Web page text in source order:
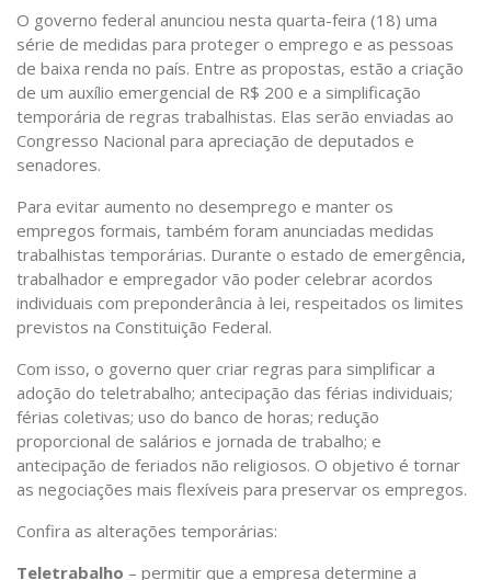
O governo federal anunciou nesta quarta-feira (18) uma
série de medidas para proteger o emprego e as pessoas
de baixa renda no país. Entre as propostas, estão a criação
de um auxílio emergencial de R$ 200 e a simplificação
temporária de regras trabalhistas. Elas serão enviadas ao
Congresso Nacional para apreciação de deputados e
senadores.
Para evitar aumento no desemprego e manter os
empregos formais, também foram anunciadas medidas
trabalhistas temporárias. Durante o estado de emergência,
trabalhador e empregador vão poder celebrar acordos
individuais com preponderância à lei, respeitados os limites
previstos na Constituição Federal.
Com isso, o governo quer criar regras para simplificar a
adoção do teletrabalho; antecipação das férias individuais;
férias coletivas; uso do banco de horas; redução
proporcional de salários e jornada de trabalho; e
antecipação de feriados não religiosos. O objetivo é tornar
as negociações mais flexíveis para preservar os empregos.
Confira as alterações temporárias:
Teletrabalho – permitir que a empresa determine a